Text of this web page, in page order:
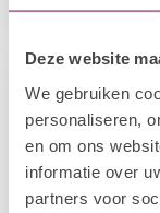
Deze website
We gebruiken
personaliseren,
en om ons
informatie over
partners voor
In stock